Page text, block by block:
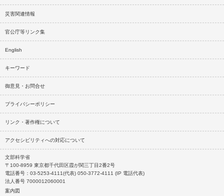
災害関連情報
官公庁等リンク集
English
キーワード
御意見・お問合せ
プライバシーポリシー
リンク・著作権について
アクセシビリティへの対応について
文部科学省
〒100-8959 東京都千代田区霞が関三丁目2番2号
電話番号：03-5253-4111(代表) 050-3772-4111 (IP 電話代表)
法人番号 7000012060001
案内図